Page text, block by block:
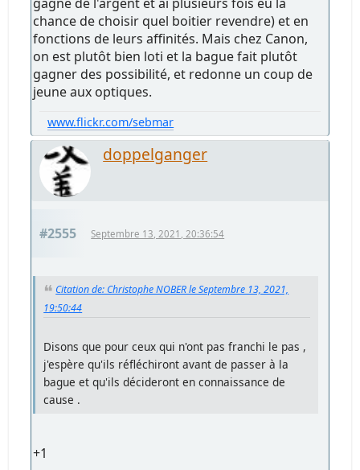
chance de choisir quel boitier revendre) et en
fonctions de leurs affinités. Mais chez Canon,
on est plutôt bien loti et la bague fait plutôt
gagner des possibilité, et redonne un coup de
jeune aux optiques.
www.flickr.com/sebmar
doppelganger
#2555 Septembre 13, 2021, 20:36:54
Citation de: Christophe NOBER le Septembre 13, 2021,
19:50:44
Disons que pour ceux qui n'ont pas franchi le pas ,
j'espère qu'ils réfléchiront avant de passer à la
bague et qu'ils décideront en connaissance de
cause .
+1